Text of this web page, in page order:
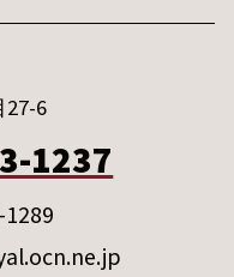
27-6
1237
1289